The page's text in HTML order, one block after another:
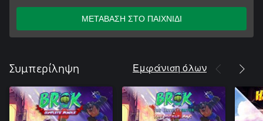
ΜΕΤΑΒΑΣΗ ΣΤΟ ΠΑΙΧΝΙΔΙ
Συμπερίληψη Εμφάνιση όλων